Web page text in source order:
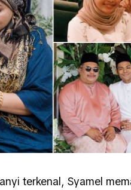
terkenal, Syamel